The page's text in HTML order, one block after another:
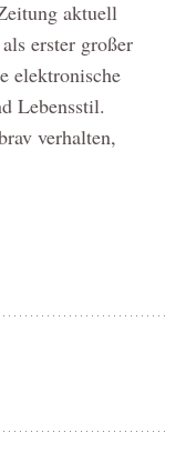
aktuell
erster großer
elektronische
Lebensstil.
verhalten,